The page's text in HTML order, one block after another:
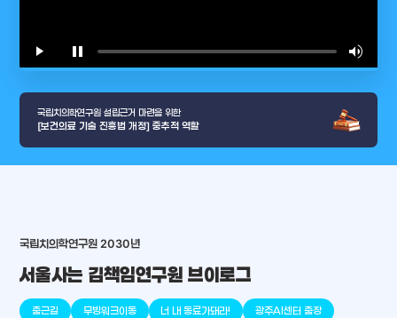
충청남도place
place
place place
place place
play_arrow pause volume_up
국립치의학연구원 설립근거 마련을 위한
[보건의료 기술 진흥법 개정] 중추적 역할
국립치의학연구원 2030년
서울사는 김책임연구원 브이로그
출근길 무빙워크이동 너 내 동료가돼라! 광주AI센터 출장